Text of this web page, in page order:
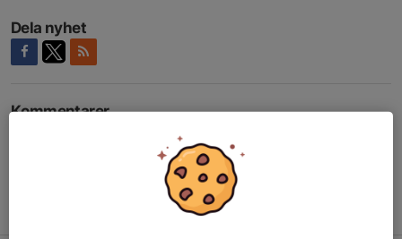
Dela nyhet
Kommentarer